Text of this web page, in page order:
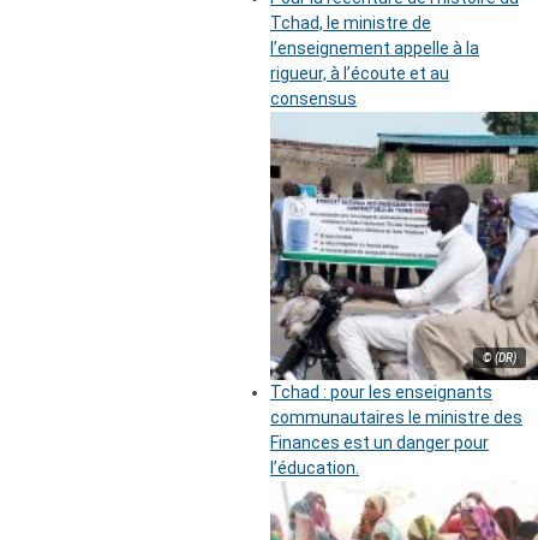
Tchad, le ministre de
l’enseignement appelle à la
rigueur, à l’écoute et au
consensus
© (DR)
Tchad : pour les enseignants
communautaires le ministre des
Finances est un danger pour
l’éducation.